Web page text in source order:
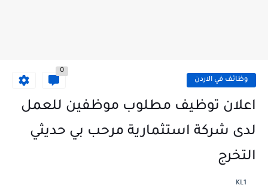
وظائف في الاردن
0
اعلان توظيف مطلوب موظفين للعمل
لدى شركة استثمارية مرحب بي حديثي
التخرج
KL1